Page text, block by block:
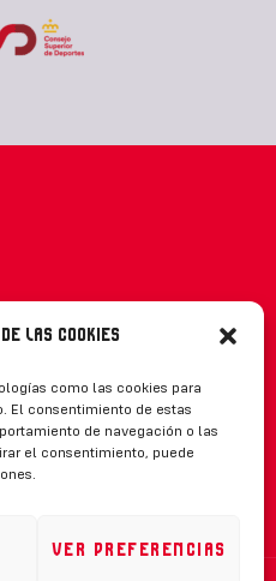
las cookies
como las cookies para
El consentimiento de estas
de navegación o las
el consentimiento, puede
Ver preferencias